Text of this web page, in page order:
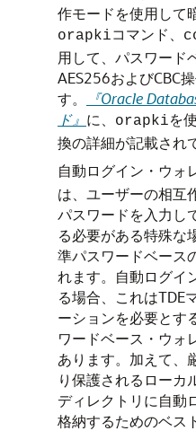
作モードを使用して
orapkiコマンド、
用して、パスワード
AES256およびCBC
す。
『Oracle
ド』 に、 orapkiを
換の詳細が記載され
自動ログイン・ウォ
は、ユーザーの相互
パスワードを入力し
る必要がある特殊な
準パスワードベース
れます。自動ログイ
る場合、これはTDE
ーションを必要とす
ワードベース・ウォ
あります。加えて、
り保護されるローカ
ディレクトリに自動
格納するためのベス